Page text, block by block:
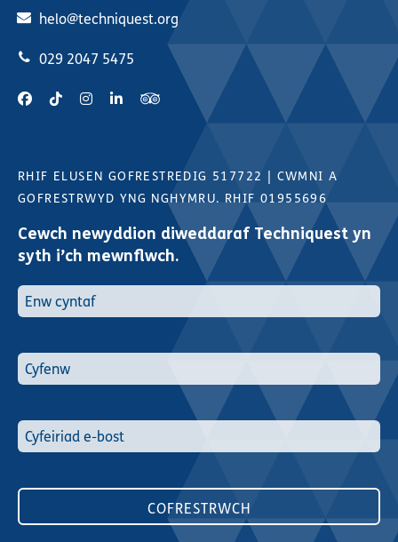
helo@techniquest.org
029 2047 5475
RHIF ELUSEN GOFRESTREDIG 517722
CWMNI A
GOFRESTRWYD YNG NGHYMRU. RHIF 01955696
Cewch newyddion diweddaraf Techniquest yn
syth i’ch mewnflwch.